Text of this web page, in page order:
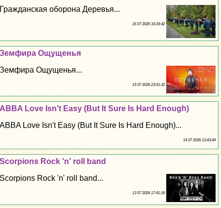
Гражданская оборона Деревья...
16 07 2026 16:24:42
Земфира Ощущенья
Земфира Ощущенья...
15 07 2026 23:51:32
ABBA Love Isn't Easy (But It Sure Is Hard Enough)
ABBA Love Isn't Easy (But It Sure Is Hard Enough)...
14 07 2026 13:43:44
Scorpions Rock 'n' roll band
Scorpions Rock 'n' roll band...
13 07 2026 17:41:18